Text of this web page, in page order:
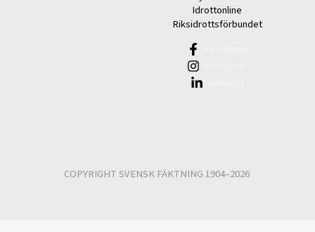
Idrottonline
Riksidrottsförbundet
COPYRIGHT SVENSK FÄKTNING 1904–2026